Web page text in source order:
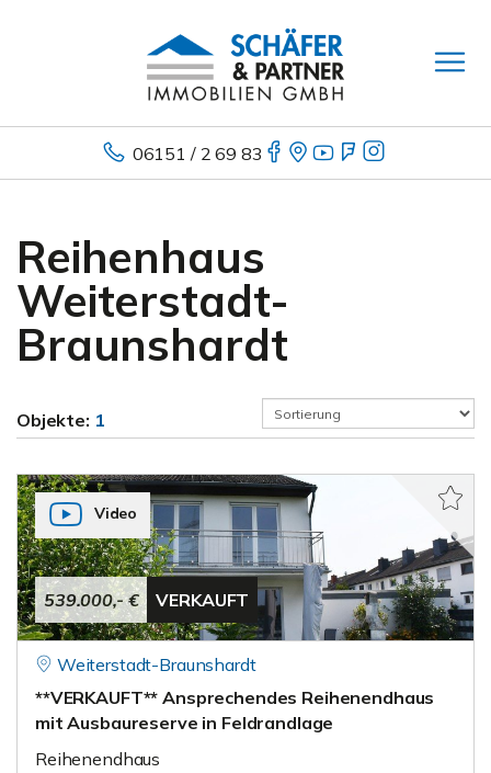
06151 / 2 69 83
Reihenhaus
Weiterstadt-
Braunshardt
Objekte: 1
539.000,- € VERKAUFT
Video
Weiterstadt-Braunshardt
**VERKAUFT** Ansprechendes Reihenendhaus
mit Ausbaureserve in Feldrandlage
Reihenendhaus